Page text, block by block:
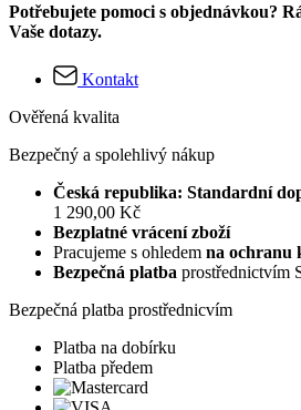
Potřebujete pomoci s objednávkou?
Vaše dotazy.
Kontakt
Ověřená kvalita
Bezpečný a spolehlivý nákup
Česká republika: Standardní
1 290,00 Kč
Bezplatné vrácení zboží
Pracujeme s ohledem na ochranu
Bezpečná platba prostřednictvím
Bezpečná platba prostřednicvím
Platba na dobírku
Platba předem